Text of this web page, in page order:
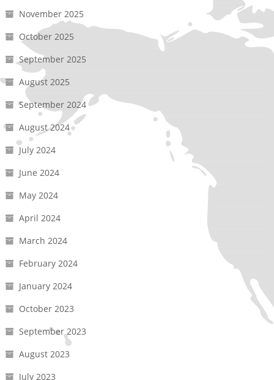
November 2025
October 2025
September 2025
August 2025
September 2024
August 2024
July 2024
June 2024
May 2024
April 2024
March 2024
February 2024
January 2024
October 2023
September 2023
August 2023
July 2023